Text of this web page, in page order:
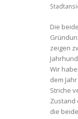
Die
zeigen
Wir
dem
Striche
Zustand
die